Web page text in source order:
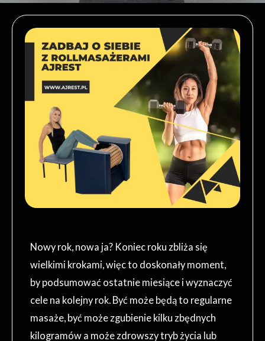
Nowy rok, nowa ja? Koniec roku zbliża się
wielkimi krokami, więc to doskonały moment,
by podsumować ostatnie miesiące i wyznaczyć
cele na kolejny rok. Być może będą to regularne
masaże, być może zgubienie kilku zbędnych
kilogramów a może zdrowszy tryb życia lub